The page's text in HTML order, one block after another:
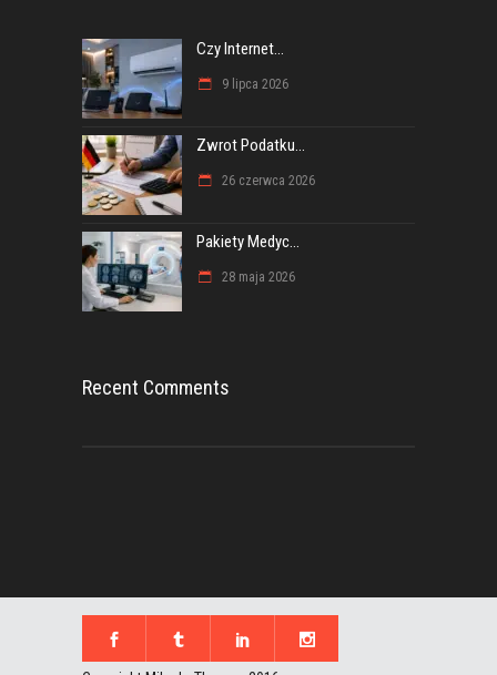
Czy Internet...
9 lipca 2026
Zwrot Podatku...
26 czerwca 2026
Pakiety Medyc...
28 maja 2026
Recent Comments